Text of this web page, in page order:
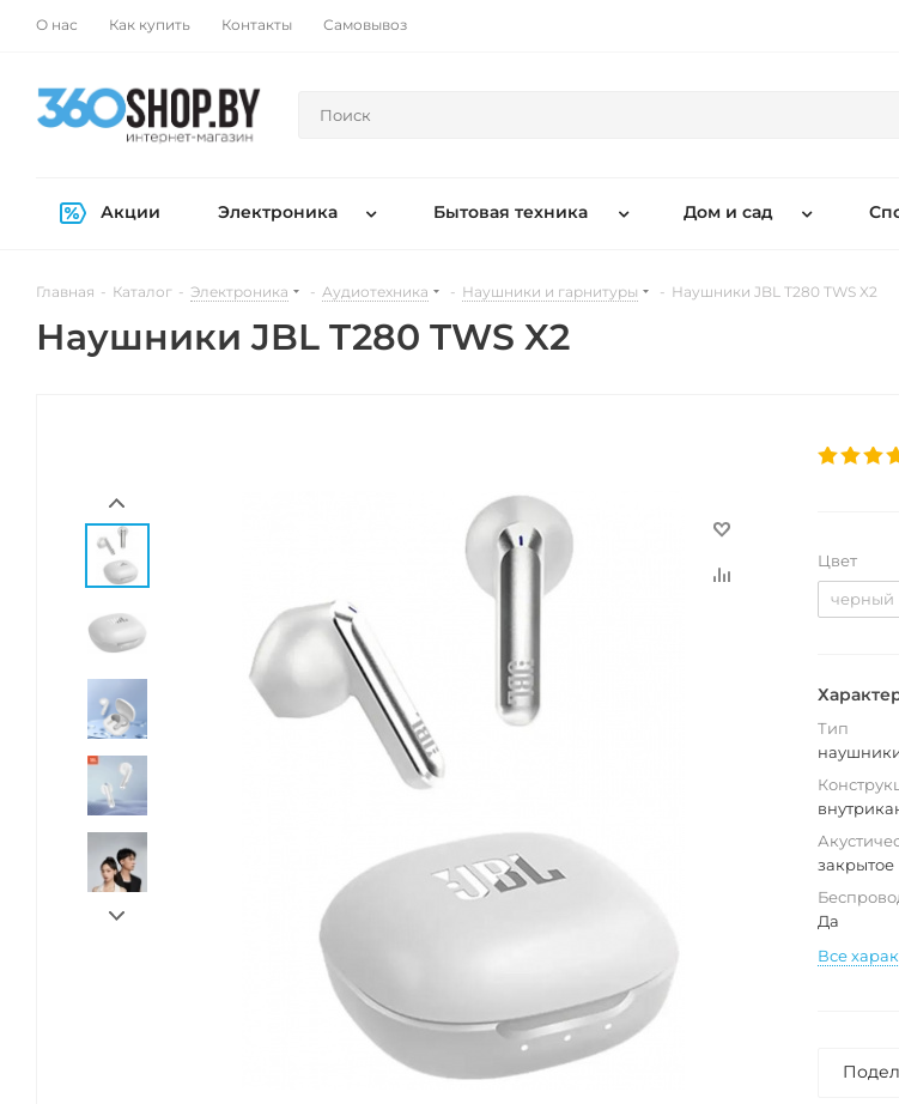
О нас Как купить Контакты Самовывоз
Акции Электроника Бытовая техника Дом и сад
Главная - Каталог - Электроника - Аудиотехника - Наушники и гарнитуры - Наушники JBL T280 TWS X2
Наушники JBL T280 TWS X2
Цвет
черный
Тип
закрытое
Да
Все